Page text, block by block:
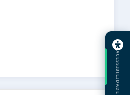
ACESSIBILIDADE